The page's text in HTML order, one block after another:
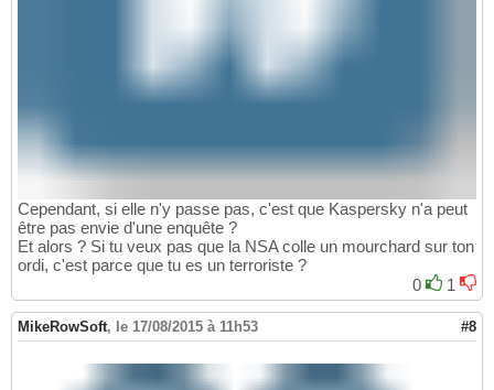
Cependant, si elle n'y passe pas, c'est que Kaspersky n'a peut
être pas envie d'une enquête ?
Et alors ? Si tu veux pas que la NSA colle un mourchard sur ton
ordi, c'est parce que tu es un terroriste ?
0
1
MikeRowSoft, le 17/08/2015 à 11h53 #8